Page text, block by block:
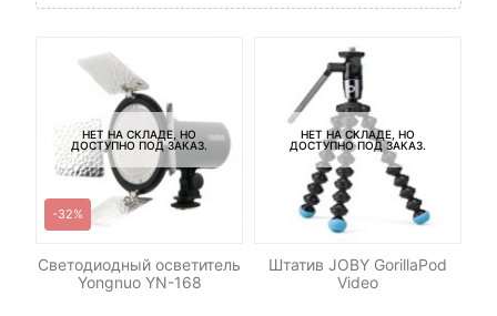
НЕТ НА СКЛАДЕ, НО
ДОСТУПНО ПОД ЗАКАЗ.
-32%
Светодиодный осветитель
Yongnuo YN-168
НЕТ НА СКЛАДЕ, НО
ДОСТУПНО ПОД ЗАКАЗ.
Штатив JOBY GorillaPod
Video